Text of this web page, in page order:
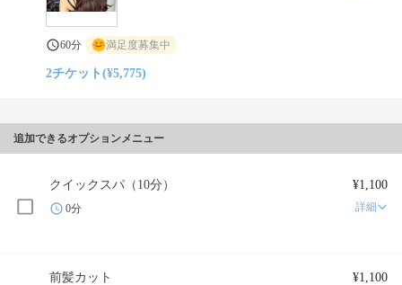
60分 満足度募集中
2チケット(¥5,775)
追加できるオプションメニュー
クイックスパ（10分） ¥1,100
0分 詳細
前髪カット ¥1,100